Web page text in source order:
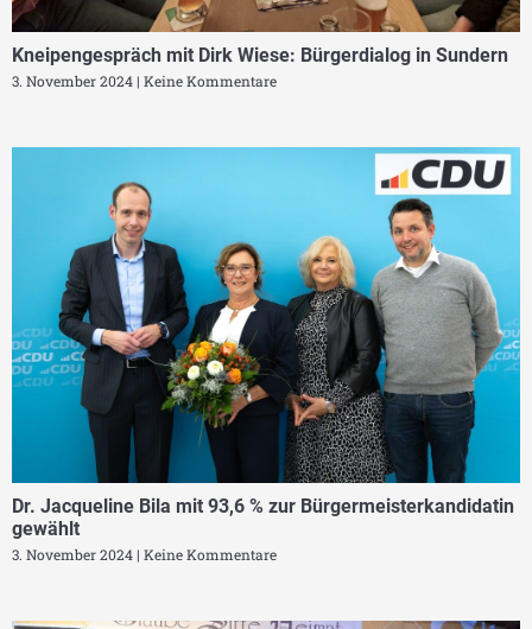
Kneipengespräch mit Dirk Wiese: Bürgerdialog in Sundern
3. November 2024 Keine Kommentare
Dr. Jacqueline Bila mit 93,6 % zur Bürgermeisterkandidatin
gewählt
3. November 2024 Keine Kommentare